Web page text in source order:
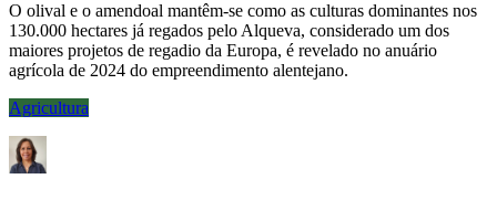
O olival e o amendoal mantêm-se como as culturas dominantes nos
130.000 hectares já regados pelo Alqueva, considerado um dos
maiores projetos de regadio da Europa, é revelado no anuário
agrícola de 2024 do empreendimento alentejano.
Agricultura